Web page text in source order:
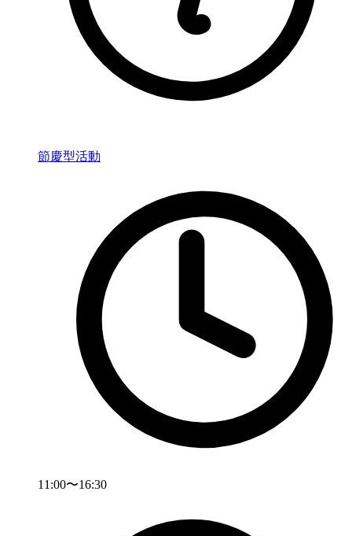
節慶型活動
11:00〜16:30